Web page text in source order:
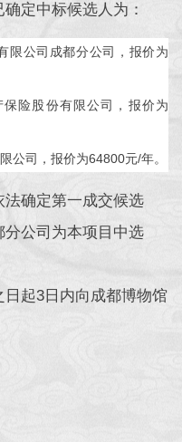
定中标候选人为：
限公司成都分公司，报价为
险股份有限公司，报价为
公司，报价为64800元/年。
确定第一成交候选
分公司为本项目中选
起3日内向成都博物馆